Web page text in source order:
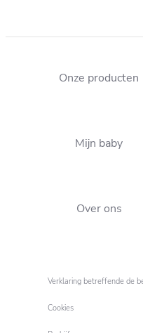
te wassen
don'ts
Onze producten
Mijn baby
Over ons
Verklaring betreffende de
Cookies